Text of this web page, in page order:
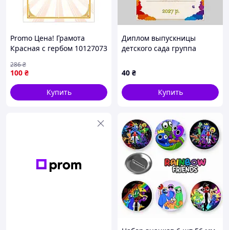
№1037 №1038 №1039 №1040
№1044 №1045
№1049 №1050
Promo Цена! Грамота
Красная с гербом 10127073
г/м2 матовая - только на
ZaGrosh.com.ua
100 ₴
286₴
Купить
Диплом выпускницы
детского сада группа
40 ₴
Купить